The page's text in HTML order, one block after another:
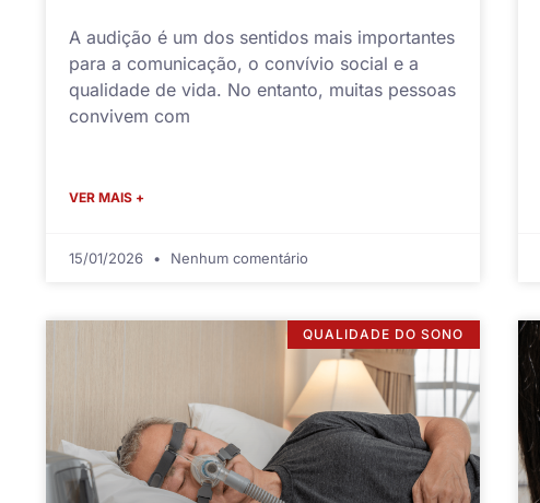
A audição é um dos sentidos mais importantes
para a comunicação, o convívio social e a
qualidade de vida. No entanto, muitas pessoas
convivem com
VER MAIS +
15/01/2026 Nenhum comentário
QUALIDADE DO SONO